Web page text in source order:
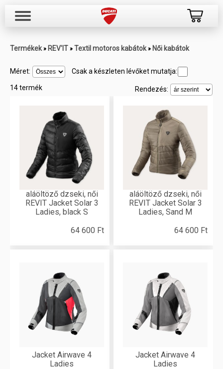
Termékek » REV'IT » Textil motoros kabátok » Női kabátok
Méret: Csak a készleten lévőket mutatja:
14 termék Rendezés:
aláöltöző dzseki, női
REVIT Jacket Solar 3
Ladies, black S
64 600 Ft
aláöltöző dzseki, női
REVIT Jacket Solar 3
Ladies, Sand M
64 600 Ft
Jacket Airwave 4
Ladies
Jacket Airwave 4
Ladies